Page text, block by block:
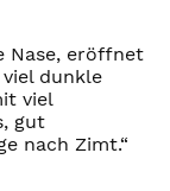
Nase, eröffnet
dunkle
viel
gut
nach Zimt.“